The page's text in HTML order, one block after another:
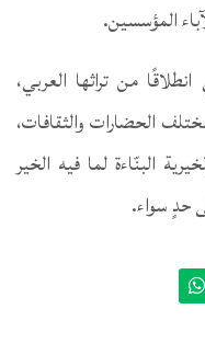
من تراثها العربي،
الحضارات والثقافات،
البنّاءة لما فيه الخير
حدٍ سواء.